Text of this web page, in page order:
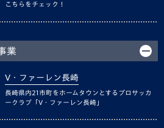
こちらをチェック！
業
V・ファーレン長崎
長崎県内21市町をホームタウンとするプロサッカ
ークラブ「V・ファーレン長崎」